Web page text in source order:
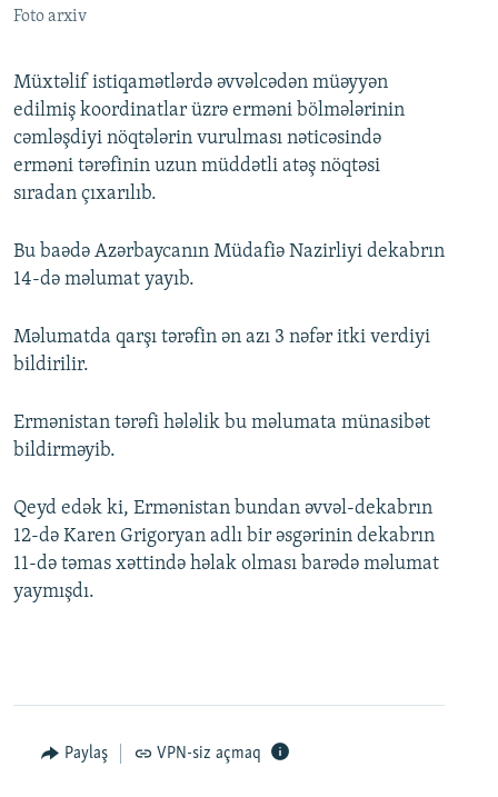
BIZIMLƏ ƏLAQƏ
XƏBƏR BÜLLETENLƏRIMIZ
Foto arxiv
Müxtəlif istiqamətlərdə əvvəlcədən müəyyən
edilmiş koordinatlar üzrə erməni bölmələrinin
cəmləşdiyi nöqtələrin vurulması nəticəsində
erməni tərəfinin uzun müddətli atəş nöqtəsi
sıradan çıxarılıb.
Bu baədə Azərbaycanın Müdafiə Nazirliyi dekabrın
14-də məlumat yayıb.
Məlumatda qarşı tərəfin ən azı 3 nəfər itki verdiyi
bildirilir.
Ermənistan tərəfi hələlik bu məlumata münasibət
bildirməyib.
Qeyd edək ki, Ermənistan bundan əvvəl-dekabrın
12-də Karen Grigoryan adlı bir əsgərinin dekabrın
11-də təmas xəttində həlak olması barədə məlumat
yaymışdı.
Paylaş VPN-siz açmaq